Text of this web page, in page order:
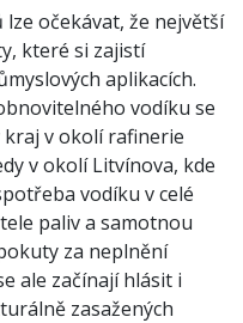
očekávat, že největší
které si zajistí
aplikacích.
vodíku se
v okolí rafinerie
v okolí Litvínova, kde
vodíku v celé
paliv a samotnou
za neplnění
ale začínají hlásit i
zasažených